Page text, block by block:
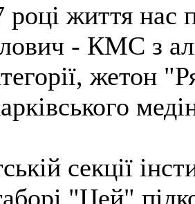
році життя нас
- КМС з
жетон
секції
"Цей"